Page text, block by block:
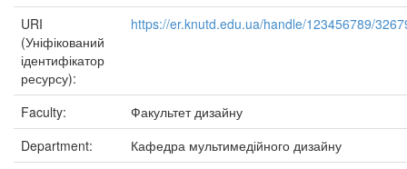
URI
(Уніфікований
ідентифікатор
ресурсу):
https://er.knutd.edu.ua/handle/123456789/
Faculty:
Факультет дизайну
Department:
Кафедра мультимедійного дизайну